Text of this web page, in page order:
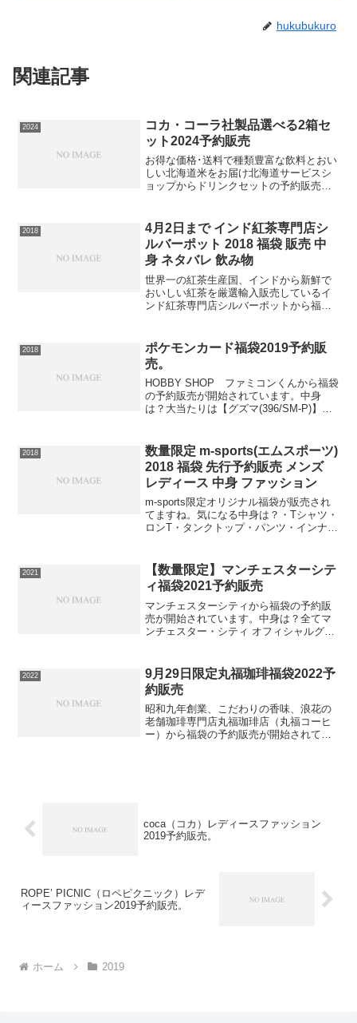
hukubukuro
関連記事
2024
コカ・コーラ社製品選べる2箱セ
ット2024予約販売
お得な価格･送料で種類豊富な飲料とおい
しい北海道米をお届け北海道サービスシ
ョップからドリンクセットの予約販売が
ーラ 500mlPET×24本コカ・コーラ ゼ...
2018
4月2日まで インド紅茶専門店シ
ルバーポット 2018 福袋 販売 中
身 ネタバレ 飲み物
世界一の紅茶生産国、インドから新鮮で
おいしい紅茶を厳選輸入販売しているイ
ンド紅茶専門店シルバーポットから福袋
ギリ -The Blue Mountains-・ティーバッ
グ...
2018
ポケモンカード福袋2019予約販
売。
HOBBY SHOP ファミコンくんから福袋
の予約販売が開始されています。中身
は？大当たりは【グズマ(396/SM-P)】ハ
てみませんか？限定60個封入SR以上2枚
+の...
2018
数量限定 m-sports(エムスポーツ)
2018 福袋 先行予約販売 メンズ
レディース 中身 ファッション
m-sports限定オリジナル福袋が販売され
てますね。気になる中身は？・Tシャツ・
ロンT・タンクトップ・パンツ・インナ
福袋の在庫確認はコチラすでにXXLサイ
ズ...
2021
【数量限定】マンチェスターシテ
ィ福袋2021予約販売
マンチェスターシティから福袋の予約販
売が開始されています。中身は？全てマ
ンチェスター・シティ オフィシャルグッ
相当が封入されています。⇒福袋の在庫
確認をしてみる...
2022
9月29日限定丸福珈琲福袋2022予
約販売
昭和九年創業、こだわりの香味、浪花の
老舗珈琲専門店丸福珈琲店（丸福コーヒ
ー）から福袋の予約販売が開始されてい
coca（コカ）レディースファッション
2019予約販売。
ROPE’ PICNIC（ロペピクニック）レデ
ィースファッション2019予約販売。
ホーム 2019